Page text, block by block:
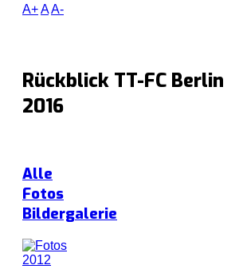
A+AA-
Rückblick TT-FC Berlin
2016
Alle
Fotos
Bildergalerie